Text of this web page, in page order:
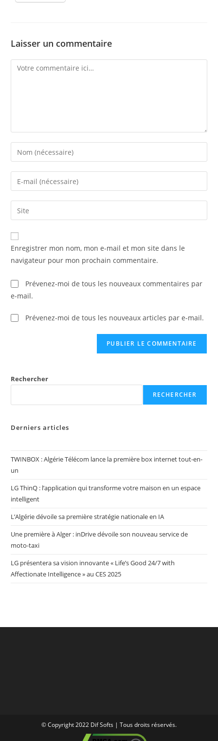
Laisser un commentaire
Comment
Enter
your
name
comment
Enter
your
email
address
comment
Saisir
l’URL
de
votre
(facultatif)
Enregistrer mon nom, mon e-mail et mon site dans le
navigateur pour mon prochain commentaire.
Prévenez-moi de tous les nouveaux commentaires par
e-mail.
Prévenez-moi de tous les nouveaux articles par e-mail.
Rechercher
RECHERCHER
Derniers articles
TWINBOX : Algérie Télécom lance la première box internet tout-en-
un
LG ThinQ : l’application qui transforme votre maison en un espace
intelligent
L’Algérie dévoile sa première stratégie nationale en IA
Une première à Alger : inDrive dévoile son nouveau service de
moto-taxi
LG présentera sa vision innovante « Life’s Good 24/7 with
Affectionate Intelligence » au CES 2025
© Copyright 2022 Dif Softs | Tous droits réservés.